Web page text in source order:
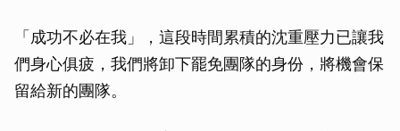
「成功不必在我」，這段時間累積的沈重壓力已讓我
們身心俱疲，我們將卸下罷免團隊的身份，將機會保
留給新的團隊。